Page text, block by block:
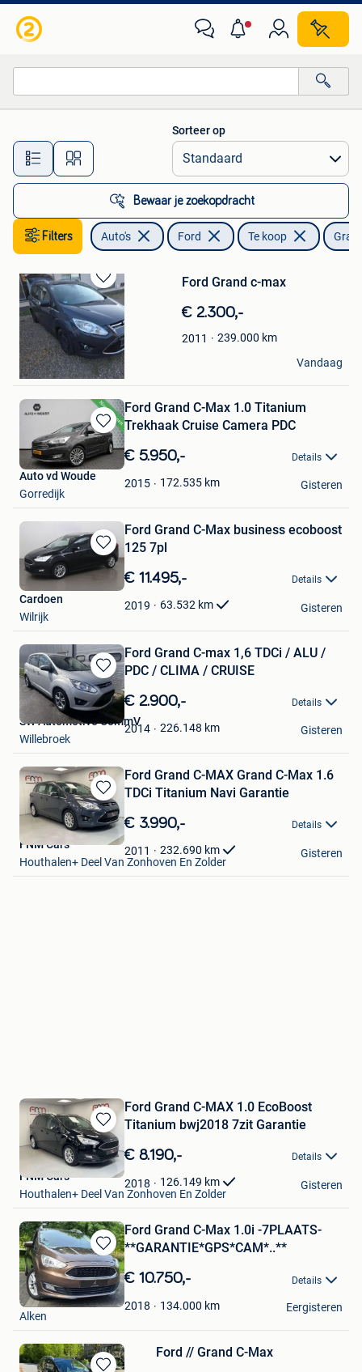
Alle afstanden…
Sorteer op
Bewaar je zoekopdracht
Filters Auto's Ford Te koop
Bewaren
in
Mijn
Favorieten
Ford Grand c-max
€ 2.300,-
2011 239.000 km
Guido Cremers
Diepenbeek
Vandaag
Bewaren
in
Mijn
Favorieten
Ford Grand C-Max 1.0 Titanium
Trekhaak Cruise Camera PDC
€ 5.950,- Details
2015 172.535 km
Auto vd Woude
Gorredijk
Gisteren
Bewaren
in
Favorieten
Ford Grand C-Max business ecoboost
125 7pl
€ 11.495,- Details
2019 63.532 km
Cardoen
Wilrijk
Gisteren
Bewaren
in
Mijn
Favorieten
Ford Grand C-max 1,6 TDCi / ALU /
PDC / CLIMA / CRUISE
€ 2.900,- Details
2014 226.148 km
SW Automotive CommV
Willebroek
Gisteren
Bewaren
in
Mijn
Favorieten
Ford Grand C-MAX Grand C-Max 1.6
TDCi Titanium Navi Garantie
€ 3.990,- Details
2011 232.690 km
FNM Cars
Houthalen+ Deel Van Zonhoven En Zolder
Gisteren
Bewaren
in
Mijn
Favorieten
Ford Grand C-MAX 1.0 EcoBoost
Titanium bwj2018 7zit Garantie
€ 8.190,- Details
2018 126.149 km
FNM Cars
Houthalen+ Deel Van Zonhoven En Zolder
Gisteren
Bewaren
in
Mijn
Favorieten
Ford Grand C-Max 1.0i -7PLAATS-
**GARANTIE*GPS*CAM*..**
€ 10.750,- Details
2018 134.000 km
Alk Motors
Alken
Eergisteren
Ford // Grand C-Max